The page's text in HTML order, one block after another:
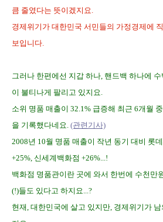
큼 줄였다는 뜻이겠지요.
경제위기가 대한민국 서민들의 가정경제에
보입니다.
그러나 한편에선 지갑 하나, 핸드백 하나에
이 불티나게 팔리고 있지요.
소위 명품 매출이 32.1% 급증해 최근 6개월
을 기록했다네요. (관련기사)
2008년 10월 명품 매출이 작년 동기 대비 롯
+25%, 신세계백화점 +26%...!
백화점 명품관이란 곳에 와서 한번에 수천만
(!)들도 있다고 하지요...?
현재, 대한민국에 살고 있지만, 경제위기가